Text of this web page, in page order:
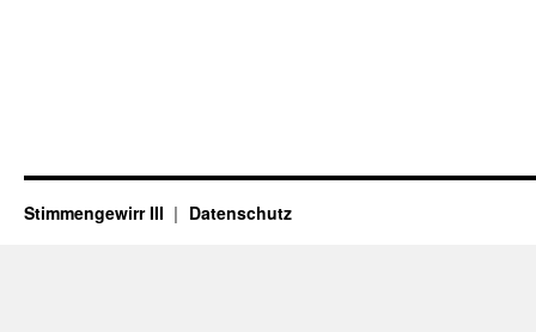
Stimmengewirr III Datenschutz